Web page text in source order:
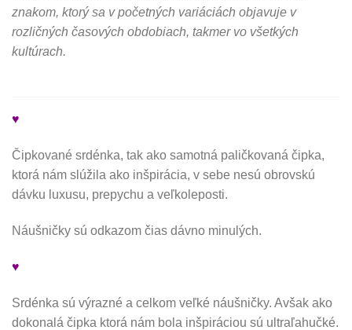
znakom, ktorý sa v početných variáciách objavuje v
rozličných časových obdobiach, takmer vo všetkých
kultúrach.
♥
Čipkované srdénka, tak ako samotná paličkovaná čipka,
ktorá nám slúžila ako inšpirácia, v sebe nesú obrovskú
dávku luxusu, prepychu a veľkoleposti.
Náušničky sú odkazom čias dávno minulých.
♥
Srdénka sú výrazné a celkom veľké náušničky. Avšak ako
dokonalá čipka ktorá nám bola inšpiráciou sú ultraľahučké.